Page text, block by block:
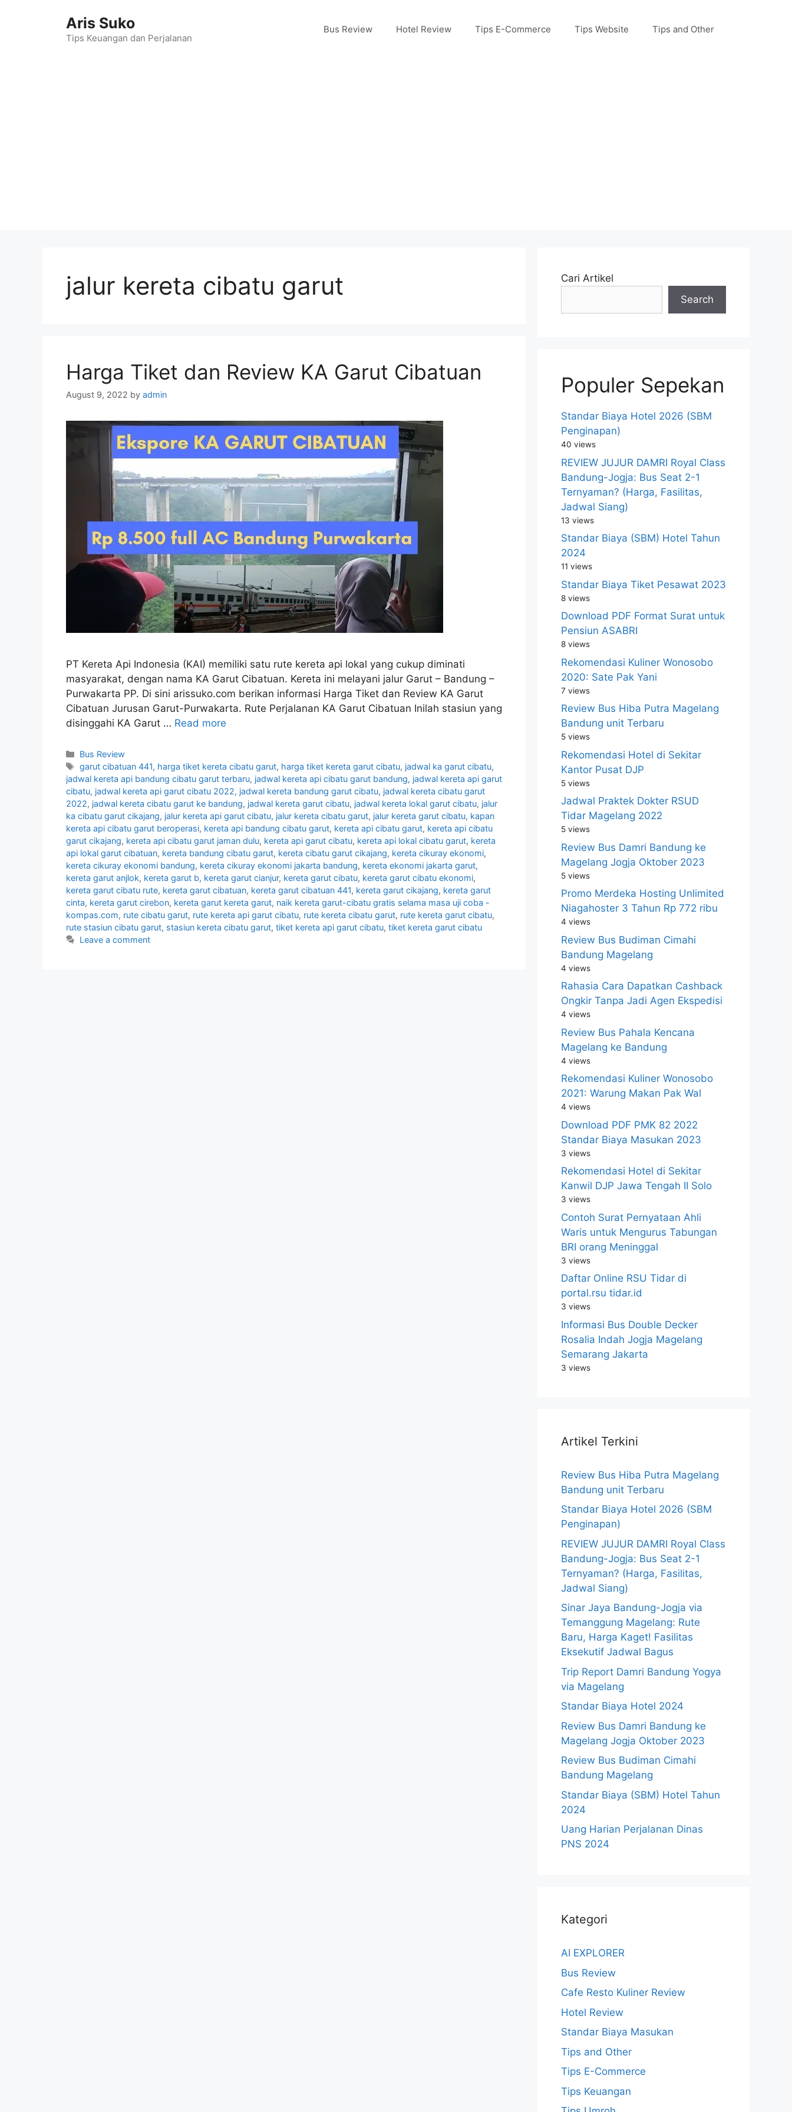
Aris Suko
Tips Keuangan dan Perjalanan
Bus Review Hotel Review Tips E-Commerce Tips Website Tips and Other
jalur kereta cibatu garut
Harga Tiket dan Review KA Garut Cibatuan
August 9, 2022 by admin
PT Kereta Api Indonesia (KAI) memiliki satu rute kereta api lokal yang cukup diminati
masyarakat, dengan nama KA Garut Cibatuan. Kereta ini melayani jalur Garut – Bandung –
Purwakarta PP. Di sini arissuko.com berikan informasi Harga Tiket dan Review KA Garut
Cibatuan Jurusan Garut-Purwakarta. Rute Perjalanan KA Garut Cibatuan Inilah stasiun yang
disinggahi KA Garut … Read more
Categories
Bus Review
Tags
garut cibatuan 441, harga tiket kereta cibatu garut, harga tiket kereta garut cibatu, jadwal ka garut cibatu,
jadwal kereta api bandung cibatu garut terbaru, jadwal kereta api cibatu garut bandung, jadwal kereta api garut
cibatu, jadwal kereta api garut cibatu 2022, jadwal kereta bandung garut cibatu, jadwal kereta cibatu garut
2022, jadwal kereta cibatu garut ke bandung, jadwal kereta garut cibatu, jadwal kereta lokal garut cibatu, jalur
ka cibatu garut cikajang, jalur kereta api garut cibatu, jalur kereta cibatu garut, jalur kereta garut cibatu, kapan
kereta api cibatu garut beroperasi, kereta api bandung cibatu garut, kereta api cibatu garut, kereta api cibatu
garut cikajang, kereta api cibatu garut jaman dulu, kereta api garut cibatu, kereta api lokal cibatu garut, kereta
api lokal garut cibatuan, kereta bandung cibatu garut, kereta cibatu garut cikajang, kereta cikuray ekonomi,
kereta cikuray ekonomi bandung, kereta cikuray ekonomi jakarta bandung, kereta ekonomi jakarta garut,
kereta garut anjlok, kereta garut b, kereta garut cianjur, kereta garut cibatu, kereta garut cibatu ekonomi,
kereta garut cibatu rute, kereta garut cibatuan, kereta garut cibatuan 441, kereta garut cikajang, kereta garut
cinta, kereta garut cirebon, kereta garut kereta garut, naik kereta garut-cibatu gratis selama masa uji coba -
kompas.com, rute cibatu garut, rute kereta api garut cibatu, rute kereta cibatu garut, rute kereta garut cibatu,
rute stasiun cibatu garut, stasiun kereta cibatu garut, tiket kereta api garut cibatu, tiket kereta garut cibatu
Leave a comment
Cari Artikel
Search
Populer Sepekan
Standar Biaya Hotel 2026 (SBM
Penginapan)
40 views
REVIEW JUJUR DAMRI Royal Class
Bandung-Jogja: Bus Seat 2-1
Ternyaman? (Harga, Fasilitas,
Jadwal Siang)
13 views
Standar Biaya (SBM) Hotel Tahun
2024
11 views
Standar Biaya Tiket Pesawat 2023
8 views
Download PDF Format Surat untuk
Pensiun ASABRI
8 views
Rekomendasi Kuliner Wonosobo
2020: Sate Pak Yani
7 views
Review Bus Hiba Putra Magelang
Bandung unit Terbaru
5 views
Rekomendasi Hotel di Sekitar
Kantor Pusat DJP
5 views
Jadwal Praktek Dokter RSUD
Tidar Magelang 2022
5 views
Review Bus Damri Bandung ke
Magelang Jogja Oktober 2023
5 views
Promo Merdeka Hosting Unlimited
Niagahoster 3 Tahun Rp 772 ribu
4 views
Review Bus Budiman Cimahi
Bandung Magelang
4 views
Rahasia Cara Dapatkan Cashback
Ongkir Tanpa Jadi Agen Ekspedisi
4 views
Review Bus Pahala Kencana
Magelang ke Bandung
4 views
Rekomendasi Kuliner Wonosobo
2021: Warung Makan Pak Wal
4 views
Download PDF PMK 82 2022
Standar Biaya Masukan 2023
3 views
Rekomendasi Hotel di Sekitar
Kanwil DJP Jawa Tengah II Solo
3 views
Contoh Surat Pernyataan Ahli
Waris untuk Mengurus Tabungan
BRI orang Meninggal
3 views
Daftar Online RSU Tidar di
portal.rsu tidar.id
3 views
Informasi Bus Double Decker
Rosalia Indah Jogja Magelang
Semarang Jakarta
3 views
Artikel Terkini
Review Bus Hiba Putra Magelang
Bandung unit Terbaru
Standar Biaya Hotel 2026 (SBM
Penginapan)
REVIEW JUJUR DAMRI Royal Class
Bandung-Jogja: Bus Seat 2-1
Ternyaman? (Harga, Fasilitas,
Jadwal Siang)
Sinar Jaya Bandung-Jogja via
Temanggung Magelang: Rute
Baru, Harga Kaget! Fasilitas
Eksekutif Jadwal Bagus
Trip Report Damri Bandung Yogya
via Magelang
Standar Biaya Hotel 2024
Review Bus Damri Bandung ke
Magelang Jogja Oktober 2023
Review Bus Budiman Cimahi
Bandung Magelang
Standar Biaya (SBM) Hotel Tahun
2024
Uang Harian Perjalanan Dinas
PNS 2024
Kategori
AI EXPLORER
Bus Review
Cafe Resto Kuliner Review
Hotel Review
Standar Biaya Masukan
Tips and Other
Tips E-Commerce
Tips Keuangan